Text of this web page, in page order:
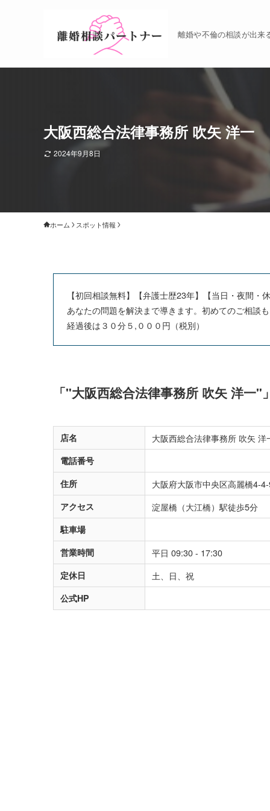
離婚や不倫の相談が出来
大阪西総合法律事務所 吹矢 洋一
2024年9月8日
ホーム スポット情報
【初回相談無料】【弁護士歴23年】【当日・夜間
あなたの問題を解決まで導きます。初めてのご相談
経過後は３０分５,０００円（税別）
「"大阪西総合法律事務所 吹矢 洋一
店名 大阪西総合法律事務所 吹矢 洋
電話番号
住所
大阪府大阪市中央区高麗橋4-
アクセス 淀屋橋（大江橋）駅徒歩5分
駐車場
営業時間
平日 09:30 - 17:30
定休日 土、日、祝
公式HP